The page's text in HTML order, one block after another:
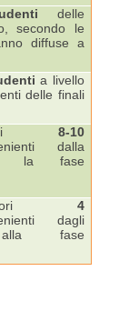
delle
secondo le
diffuse a
a livello
delle finali
8-10
dalla
la fase
4
dagli
alla fase